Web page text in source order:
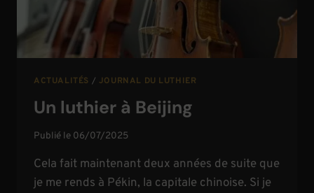
ACTUALITÉS / JOURNAL DU LUTHIER
Un luthier à Beijing
Publié le 06/07/2025
Cela fait maintenant deux années de suite que
je me rends à Pékin, la capitale chinoise. Si je